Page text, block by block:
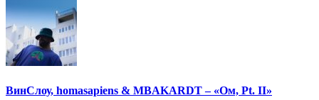
ВинСлоу, homasapiens & MBAKARDT – «Ом, Pt. II»